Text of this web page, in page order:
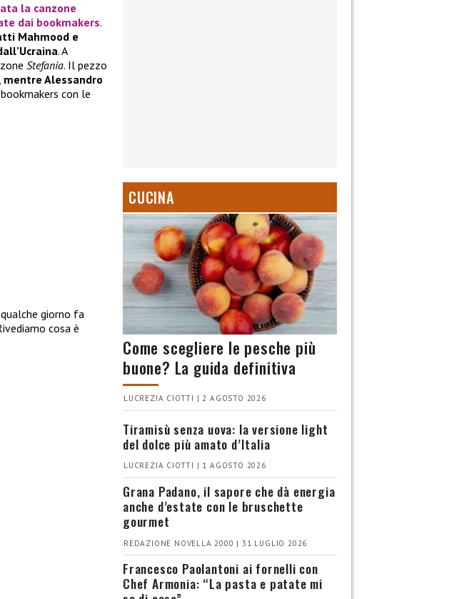
la canzone
dai bookmakers.
Mahmood e
. A
Stefania. Il pezzo
mentre Alessandro
con le
giorno fa
cosa è
CUCINA
Come scegliere le pesche più
buone? La guida definitiva
LUCREZIA CIOTTI | 2 AGOSTO 2026
Tiramisù senza uova: la versione light
del dolce più amato d’Italia
LUCREZIA CIOTTI | 1 AGOSTO 2026
Grana Padano, il sapore che dà energia
anche d’estate con le bruschette
gourmet
REDAZIONE NOVELLA 2000 | 31 LUGLIO 2026
Francesco Paolantoni ai fornelli con
Chef Armonia: “La pasta e patate mi